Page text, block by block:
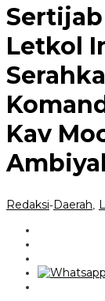
Sertijab
Letkol
Kav
Redaksi-Daerah